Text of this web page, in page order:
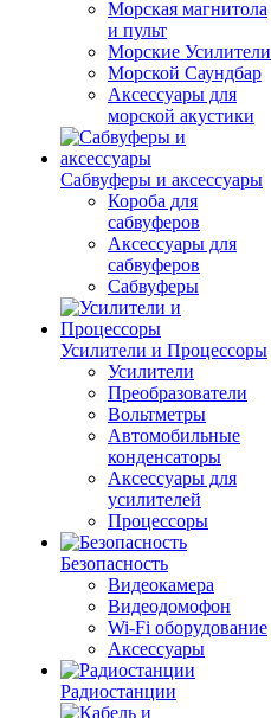
Морская магнитола
и пульт
Морские Усилители
Морской Cаундбар
Аксессуары для
морской акустики
Сабвуферы и аксессуары
Короба для
сабвуферов
Аксессуары для
сабвуферов
Сабвуферы
Усилители и Процессоры
Усилители
Преобразователи
Вольтметры
Автомобильные
конденсаторы
Аксессуары для
усилителей
Процессоры
Безопасность
Видеокамера
Видеодомофон
Wi-Fi оборудование
Аксессуары
Радиостанции